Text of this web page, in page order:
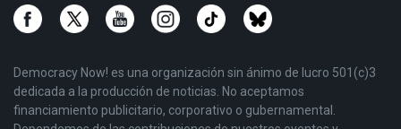
Democracy Now! es una organización sin ánimo de lucro 501(c)3
dedicada a la producción de noticias. No aceptamos
financiamiento publicitario, corporativo o gubernamental.